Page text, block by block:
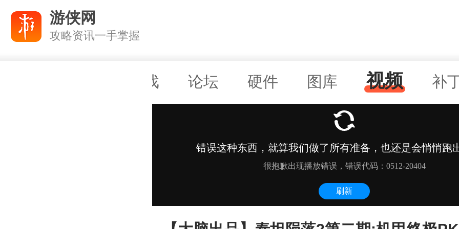
游侠网
攻略资讯一手掌握
游戏 论坛 硬件 图库 视频 补